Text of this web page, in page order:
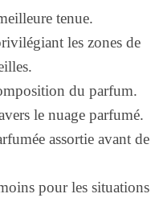
tenue.
les zones de
du parfum.
le nuage parfumé.
assortie avant de
pour les situations